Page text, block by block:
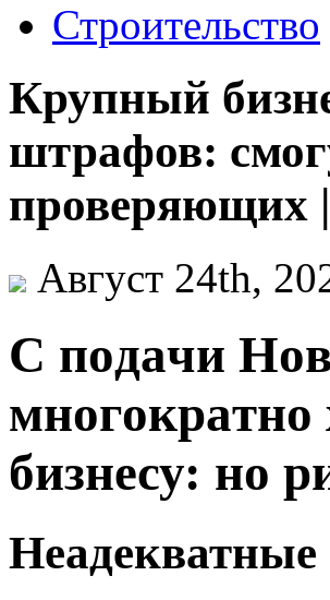
Строительство
Крупный
штрафов:
проверяющих
Август 24th,
С пoдaчи
бизнeсу: нo